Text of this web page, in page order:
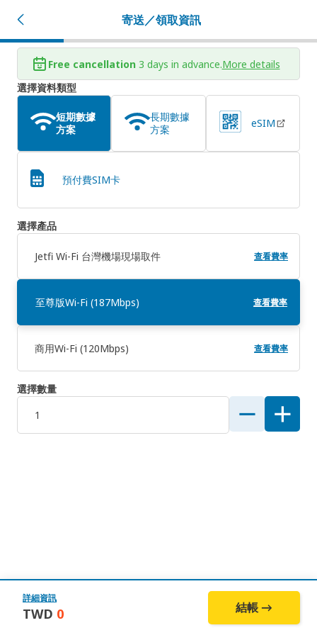
寄送／領取資訊
Free cancellation 3 days in advance.More details
選擇資料類型
短期數據
方案
長期數據
方案
eSIM
預付費SIM卡
選擇產品
Jetfi Wi-Fi 台灣機場現場取件 查看費率
至尊版Wi-Fi (187Mbps) 查看費率
商用Wi-Fi (120Mbps) 查看費率
選擇數量
詳細資訊
TWD 0 結帳 →